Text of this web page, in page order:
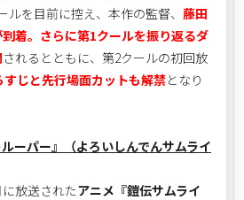
ルを目前に控え、本作の監督、 藤田
着。さらに第1クールを振り返るダ
されるとともに、第2クールの初回放
じと先行場面カットも解禁となり
ーパー』（よろいしんでんサムライ
に放送されたアニメ『鎧伝サムライ